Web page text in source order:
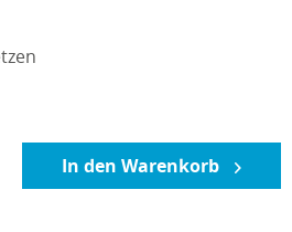
In den Warenkorb